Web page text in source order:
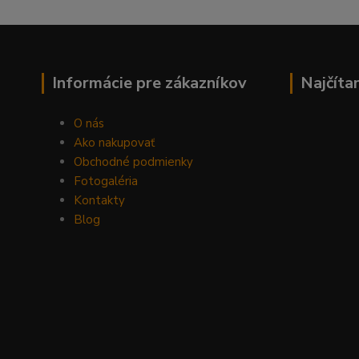
Informácie pre zákazníkov
O nás
Ako nakupovať
Obchodné podmienky
Fotogaléria
Kontakty
Blog